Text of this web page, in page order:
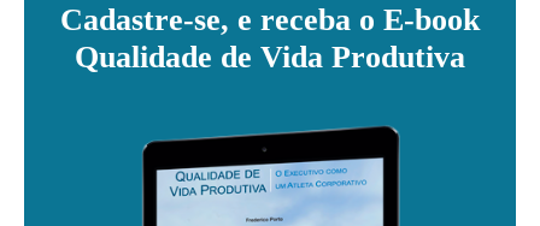
Cadastre-se, e receba o E-book
Qualidade de Vida Produtiva